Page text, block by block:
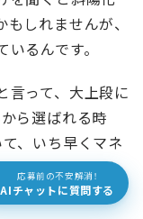
しれませんが、
るんです。
言って、大上段に
ら選ばれる時
、いち早くマネ
然の医院との間
す。
応募前の不安解消！
AIチャットに質問する